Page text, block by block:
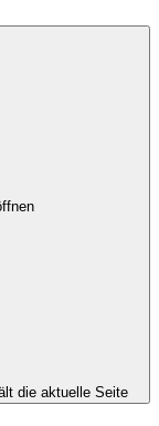
die aktuelle Seite